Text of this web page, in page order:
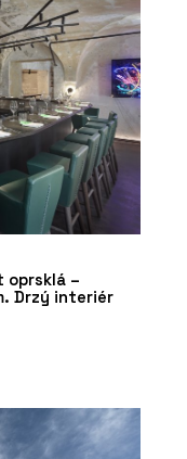
oprsklá –
Drzý interiér